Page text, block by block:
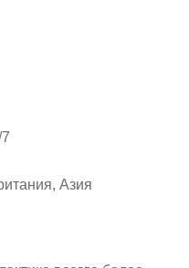
Азия